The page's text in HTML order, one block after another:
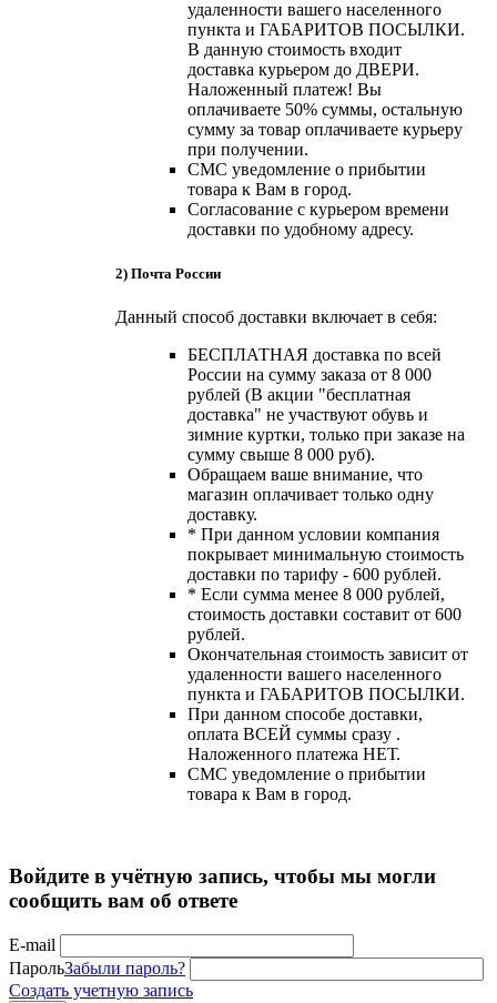
удаленности вашего населенного
пункта и ГАБАРИТОВ ПОСЫЛКИ.
В данную стоимость входит
доставка курьером до ДВЕРИ.
Наложенный платеж! Вы
оплачиваете 50% суммы, остальную
сумму за товар оплачиваете курьеру
при получении.
СМС уведомление о прибытии
товара к Вам в город.
Согласование с курьером времени
доставки по удобному адресу.
2) Почта России
Данный способ доставки включает в себя:
БЕСПЛАТНАЯ доставка по всей
России на сумму заказа от 8 000
рублей (В акции "бесплатная
доставка" не участвуют обувь и
зимние куртки, только при заказе на
сумму свыше 8 000 руб).
Обращаем ваше внимание, что
магазин оплачивает только одну
доставку.
* При данном условии компания
покрывает минимальную стоимость
доставки по тарифу - 600 рублей.
* Если сумма менее 8 000 рублей,
стоимость доставки составит от 600
рублей.
Окончательная стоимость зависит от
удаленности вашего населенного
пункта и ГАБАРИТОВ ПОСЫЛКИ.
При данном способе доставки,
оплата ВСЕЙ суммы сразу .
Наложенного платежа НЕТ.
СМС уведомление о прибытии
товара к Вам в город.
Войдите в учётную запись, чтобы мы могли
сообщить вам об ответе
E-mail
ПарольЗабыли пароль?
Создать учетную запись